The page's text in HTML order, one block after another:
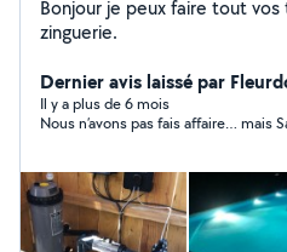
Bonjour je peux faire tout
zinguerie.
Dernier avis laissé par
Il y a plus de 6 mois
Nous n’avons pas fais affaire… mais